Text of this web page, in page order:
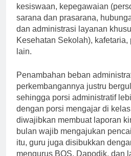
kesiswaan, kepegawaian
sarana dan prasarana,
dan administrasi layanan
Kesehatan Sekolah),
lain.
Penambahan beban
perkembangannya justru
sehingga porsi administratif
dengan porsi mengajar di
diwajibkan membuat laporan
bulan wajib mengajukan
itu, guru juga disibukkan
mengurus BOS, Dapodik, dan